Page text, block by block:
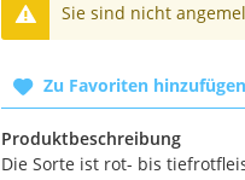
Sie sind nicht
Zu Favoriten hinzufügen
Produktbeschreibung
Die Sorte ist rot- bis